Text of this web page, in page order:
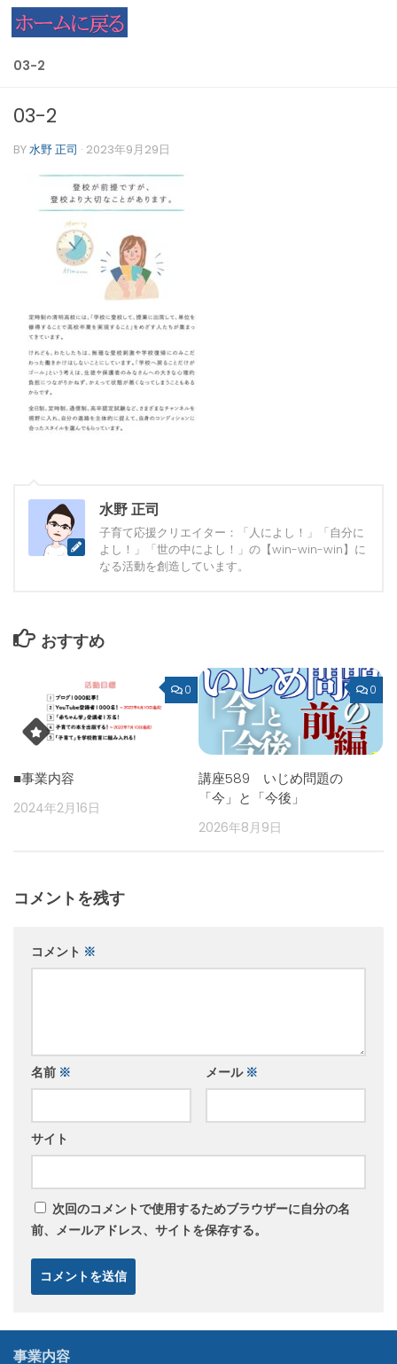
コンテンツへスキップ
03-2
03-2
BY水野 正司 · 2023年9月29日
水野 正司
子育て応援クリエイター：「人によし！」「自分に
よし！」「世の中によし！」の【win-win-win】に
なる活動を創造しています。
おすすめ
0
■事業内容
2024年2月16日
0
講座589 いじめ問題の
「今」と「今後」
2026年8月9日
コメントを残す
コメント ※
名前 ※ メール ※
サイト
次回のコメントで使用するためブラウザーに自分の名
前、メールアドレス、サイトを保存する。
事業内容